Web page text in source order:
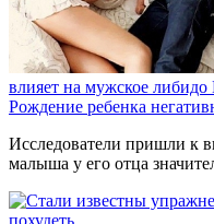
влияет на мужское либидо
Рождение ребенка
Исследователи пришли к
малыша у его отца